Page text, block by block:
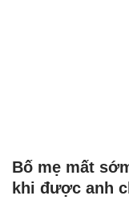
Bố mẹ mất
khi được anh